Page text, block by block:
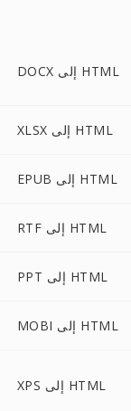
DOCX إلى HTML
XLSX إلى HTML
EPUB إلى HTML
RTF إلى HTML
PPT إلى HTML
MOBI إلى HTML
XPS إلى HTML